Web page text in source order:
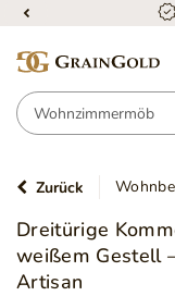
Zurück
Dreitürige
weißem Gestell
Artisan